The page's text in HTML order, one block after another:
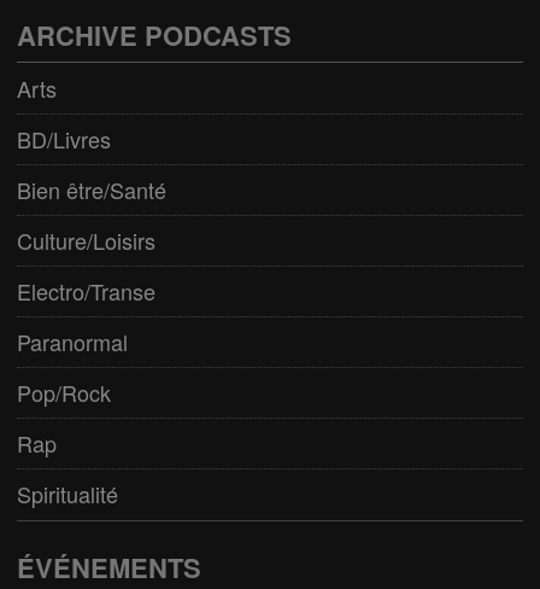
ARCHIVE PODCASTS
Arts
BD/Livres
Bien être/Santé
Culture/Loisirs
Electro/Transe
Paranormal
Pop/Rock
Rap
Spiritualité
ÉVÉNEMENTS